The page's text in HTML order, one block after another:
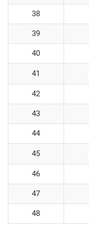
38
39
40
41
42
43
44
45
46
47
48